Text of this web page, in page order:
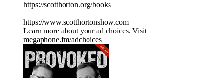
⁠⁠⁠⁠⁠⁠⁠⁠⁠⁠⁠⁠⁠⁠⁠⁠⁠⁠⁠⁠⁠⁠⁠⁠⁠⁠⁠⁠⁠⁠⁠⁠⁠⁠⁠https://scotthorton.org/books⁠⁠⁠⁠⁠⁠⁠⁠⁠⁠⁠⁠⁠⁠⁠⁠⁠⁠⁠⁠⁠⁠⁠⁠⁠⁠⁠⁠⁠⁠⁠⁠⁠⁠⁠
⁠⁠⁠⁠⁠⁠⁠⁠⁠⁠⁠⁠⁠⁠⁠⁠⁠⁠⁠⁠⁠⁠⁠⁠⁠⁠⁠⁠⁠⁠⁠⁠⁠⁠⁠https://www.scotthortonshow.com⁠⁠⁠⁠⁠⁠⁠⁠⁠⁠⁠
Learn more about your ad choices. Visit
megaphone.fm/adchoices